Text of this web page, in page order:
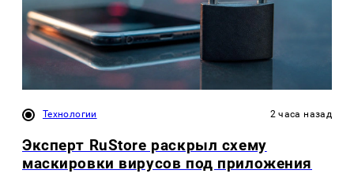
Технологии 2 часа назад
Эксперт RuStore раскрыл схему
маскировки вирусов под приложения